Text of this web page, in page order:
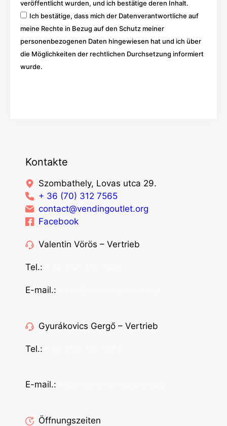
veröffentlicht wurden, und ich bestätige deren Inhalt.
Ich bestätige, dass mich der Datenverantwortliche auf
meine Rechte in Bezug auf den Schutz meiner
personenbezogenen Daten hingewiesen hat und ich über
die Möglichkeiten der rechtlichen Durchsetzung informiert
wurde.
Kontakte
Szombathely, Lovas utca 29.
+ 36 (70) 312 7565
contact@vendingoutlet.org
Facebook
Valentin Vörös – Vertrieb
Tel.:
E-mail.:
Gyurákovics Gergő – Vertrieb
Tel.:
E-mail.:
Öffnungszeiten